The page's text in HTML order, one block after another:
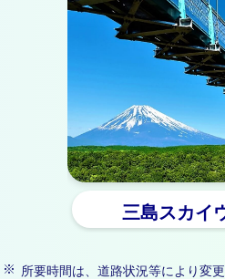
三島スカイ
所要時間は、道路状況等により変